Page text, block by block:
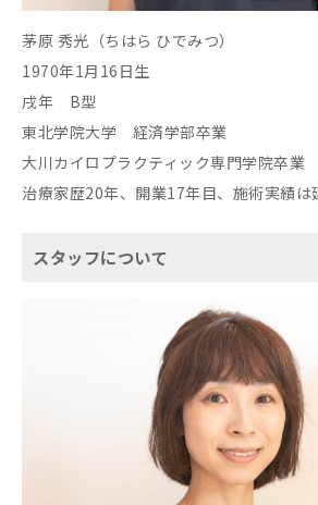
茅原 秀光（ちはら ひでみつ）
1970年1月16日生
戌年 B型
東北学院大学 経済学部卒業
大川カイロプラクティック専門学院卒業
治療家歴20年、開業17年目、施術実績は
スタッフについて